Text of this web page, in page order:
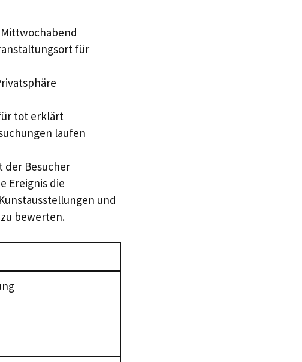
für
tot erklärt
laufen
der Besucher
Ereignis die
und
bewerten.